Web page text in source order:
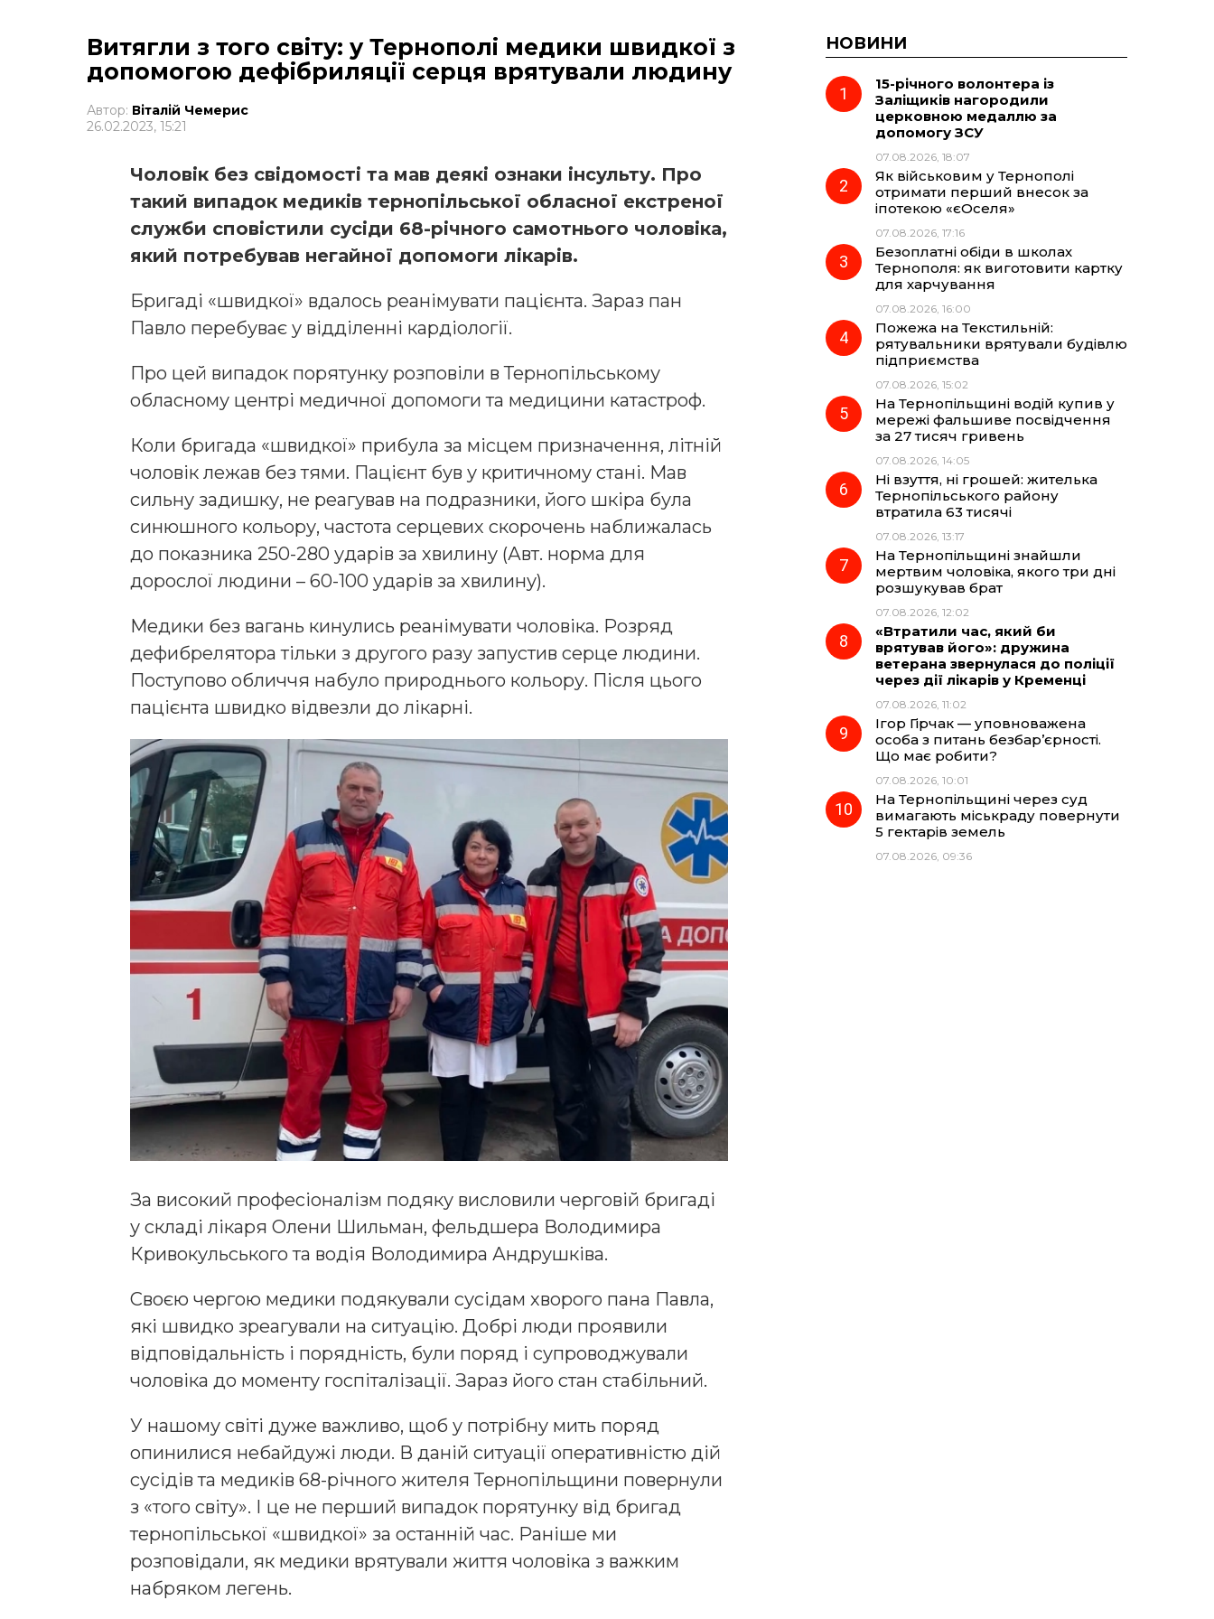
Витягли з того світу: у Тернополі медики швидкої з
допомогою дефібриляції серця врятували людину
Автор: Віталій Чемерис
26.02.2023, 15:21
Чоловік без свідомості та мав деякі ознаки інсульту. Про
такий випадок медиків тернопільської обласної екстреної
служби сповістили сусіди 68-річного самотнього чоловіка,
який потребував негайної допомоги лікарів.
Бригаді «швидкої» вдалось реанімувати пацієнта. Зараз пан
Павло перебуває у відділенні кардіології.
Про цей випадок порятунку розповіли в Тернопільському
обласному центрі медичної допомоги та медицини катастроф.
Коли бригада «швидкої» прибула за місцем призначення, літній
чоловік лежав без тями. Пацієнт був у критичному стані. Мав
сильну задишку, не реагував на подразники, його шкіра була
синюшного кольору, частота серцевих скорочень наближалась
до показника 250-280 ударів за хвилину (Авт. норма для
дорослої людини – 60-100 ударів за хвилину).
Медики без вагань кинулись реанімувати чоловіка. Розряд
дефибрелятора тільки з другого разу запустив серце людини.
Поступово обличчя набуло природнього кольору. Після цього
пацієнта швидко відвезли до лікарні.
За високий професіоналізм подяку висловили черговій бригаді
у складі лікаря Олени Шильман, фельдшера Володимира
Кривокульського та водія Володимира Андрушківа.
Своєю чергою медики подякували сусідам хворого пана Павла,
які швидко зреагували на ситуацію. Добрі люди проявили
відповідальність і порядність, були поряд і супроводжували
чоловіка до моменту госпіталізації. Зараз його стан стабільний.
У нашому світі дуже важливо, щоб у потрібну мить поряд
опинилися небайдужі люди. В даній ситуації оперативністю дій
сусідів та медиків 68-річного жителя Тернопільщини повернули
з «того світу». І це не перший випадок порятунку від бригад
тернопільської «швидкої» за останній час. Раніше ми
розповідали, як медики врятували життя чоловіка з важким
набряком легень.
НОВИНИ
15-річного волонтера із
Заліщиків нагородили
церковною медаллю за
допомогу ЗСУ
07.08.2026, 18:07
Як військовим у Тернополі
отримати перший внесок за
іпотекою «єОселя»
07.08.2026, 17:16
Безоплатні обіди в школах
Тернополя: як виготовити картку
для харчування
07.08.2026, 16:00
Пожежа на Текстильній:
рятувальники врятували будівлю
підприємства
07.08.2026, 15:02
На Тернопільщині водій купив у
мережі фальшиве посвідчення
за 27 тисяч гривень
07.08.2026, 14:05
Ні взуття, ні грошей: жителька
Тернопільського району
втратила 63 тисячі
07.08.2026, 13:17
На Тернопільщині знайшли
мертвим чоловіка, якого три дні
розшукував брат
07.08.2026, 12:02
«Втратили час, який би
врятував його»: дружина
ветерана звернулася до поліції
через дії лікарів у Кременці
07.08.2026, 11:02
Ігор Гірчак — уповноважена
особа з питань безбар’єрності.
Що має робити?
07.08.2026, 10:01
На Тернопільщині через суд
вимагають міськраду повернути
5 гектарів земель
07.08.2026, 09:36